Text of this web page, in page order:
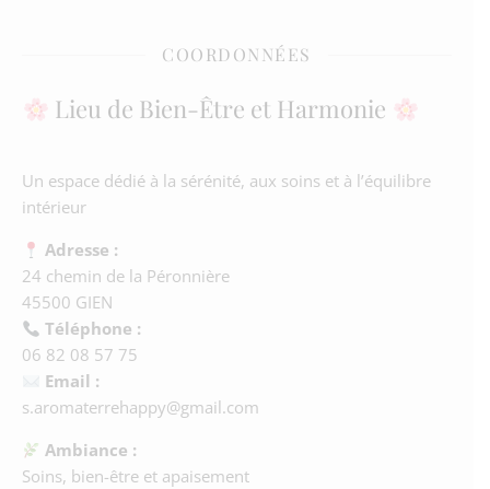
COORDONNÉES
Lieu de Bien-Être et Harmonie
Un espace dédié à la sérénité, aux soins et à l’équilibre
intérieur
Adresse :
24 chemin de la Péronnière
45500 GIEN
Téléphone :
06 82 08 57 75
Email :
s.aromaterrehappy@gmail.com
Ambiance :
Soins, bien-être et apaisement